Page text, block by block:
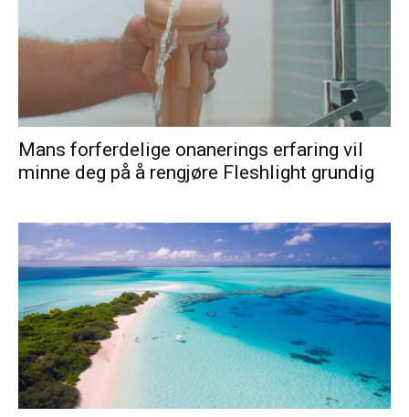
Mans forferdelige onanerings erfaring vil
minne deg på å rengjøre Fleshlight grundig